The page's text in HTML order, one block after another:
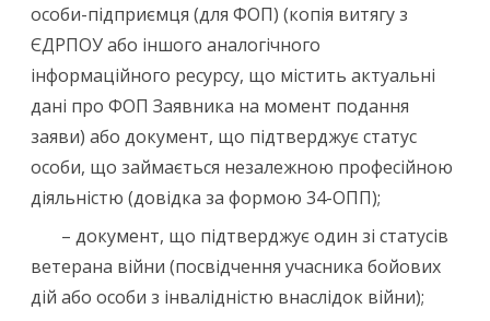
особи-підприємця (для ФОП) (копія витягу з
ЄДРПОУ або іншого аналогічного
інформаційного ресурсу, що містить актуальні
дані про ФОП Заявника на момент подання
заяви) або документ, що підтверджує статус
особи, що займається незалежною професійною
діяльністю (довідка за формою 34-ОПП);
– документ, що підтверджує один зі статусів
ветерана війни (посвідчення учасника бойових
дій або особи з інвалідністю внаслідок війни);